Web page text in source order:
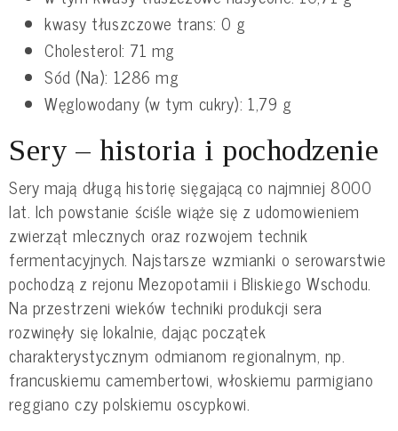
kwasy tłuszczowe trans: 0 g
Cholesterol: 71 mg
Sód (Na): 1286 mg
Węglowodany (w tym cukry): 1,79 g
Sery – historia i pochodzenie
Sery mają długą historię sięgającą co najmniej 8000
lat. Ich powstanie ściśle wiąże się z udomowieniem
zwierząt mlecznych oraz rozwojem technik
fermentacyjnych. Najstarsze wzmianki o serowarstwie
pochodzą z rejonu Mezopotamii i Bliskiego Wschodu.
Na przestrzeni wieków techniki produkcji sera
rozwinęły się lokalnie, dając początek
charakterystycznym odmianom regionalnym, np.
francuskiemu camembertowi, włoskiemu parmigiano
reggiano czy polskiemu oscypkowi.